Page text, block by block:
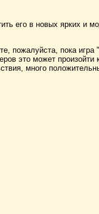
его в новых ярких и
пожалуйста, пока
это может
много